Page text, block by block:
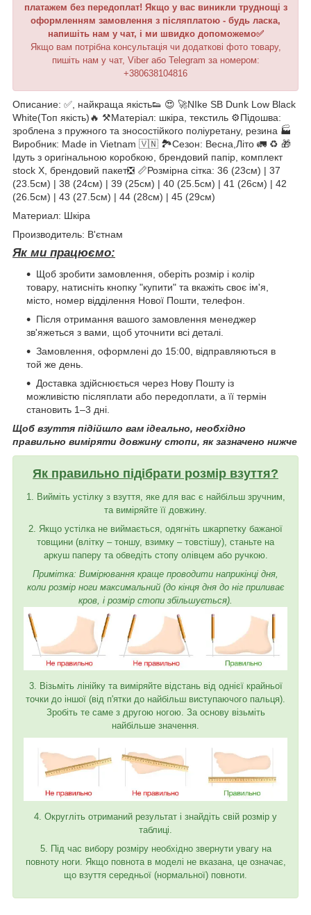
платажем без передоплат! Якщо у вас виникли труднощі з
оформленням замовлення з післяплатою - будь ласка,
напишіть нам у чат, і ми швидко допоможемо✅
Якщо вам потрібна консультація чи додаткові фото товару,
пишіть нам у чат, Viber або Telegram за номером:
+380638104816
Описание: ✅, найкраща якість👟 😍 🚀NIke SB Dunk Low Black
White(Топ якість)🔥 ⚒️Матеріал: шкіра, текстиль ⚙️Підошва:
зроблена з пружного та зносостійкого поліуретану, резина 🏭
Виробник: Made in Vietnam 🇻🇳 🏞Сезон: Весна,Літо 🚛 ♻️ 🎁
Ідуть з оригінальною коробкою, брендовий папір, комплект
stock X, брендовий пакет❎ 📏Розмірна сітка: 36 (23см) | 37
(23.5см) | 38 (24см) | 39 (25см) | 40 (25.5см) | 41 (26см) | 42
(26.5см) | 43 (27.5см) | 44 (28см) | 45 (29см)
Материал: Шкіра
Производитель: В'єтнам
Як ми працюємо:
Щоб зробити замовлення, оберіть розмір і колір
товару, натисніть кнопку "купити" та вкажіть своє ім'я,
місто, номер відділення Нової Пошти, телефон.
Після отримання вашого замовлення менеджер
зв'яжеться з вами, щоб уточнити всі деталі.
Замовлення, оформлені до 15:00, відправляються в
той же день.
Доставка здійснюється через Нову Пошту із
можливістю післяплати або передоплати, а її термін
становить 1–3 дні.
Щоб взуття підійшло вам ідеально, необхідно
правильно виміряти довжину стопи, як зазначено нижче
Як правильно підібрати розмір взуття?
1. Вийміть устілку з взуття, яке для вас є найбільш зручним,
та виміряйте її довжину.
2. Якщо устілка не виймається, одягніть шкарпетку бажаної
товщини (влітку – тоншу, взимку – товстішу), станьте на
аркуш паперу та обведіть стопу олівцем або ручкою.
Примітка: Вимірювання краще проводити наприкінці дня,
коли розмір ноги максимальний (до кінця дня до ніг приливає
кров, і розмір стопи збільшується).
3. Візьміть лінійку та виміряйте відстань від однієї крайньої
точки до іншої (від п'ятки до найбільш виступаючого пальця).
Зробіть те саме з другою ногою. За основу візьміть
найбільше значення.
4. Округліть отриманий результат і знайдіть свій розмір у
таблиці.
5. Під час вибору розміру необхідно звернути увагу на
повноту ноги. Якщо повнота в моделі не вказана, це означає,
що взуття середньої (нормальної) повноти.